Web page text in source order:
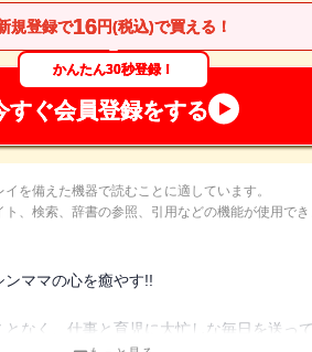
規登録で16円(税込)で買える！
かんたん30秒登録！
すぐ会員登録をする
を備えた機器で読むことに適しています。
、検索、辞書の参照、引用などの機能が使用でき
ママの心を癒やす!!
なく、仕事と育児に大忙しな毎日を送って